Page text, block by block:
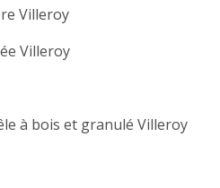
Villeroy
Villeroy
à bois et granulé Villeroy